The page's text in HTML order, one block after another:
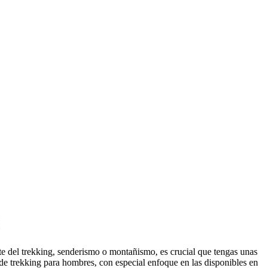
del trekking, senderismo o montañismo, es crucial que tengas unas
trekking para hombres, con especial enfoque en las disponibles en